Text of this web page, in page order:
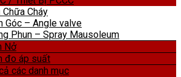
Chữa Cháy
Góc – Angle valve
Phun – Spray Mausoleum
Nở
đo áp suất
các danh mục